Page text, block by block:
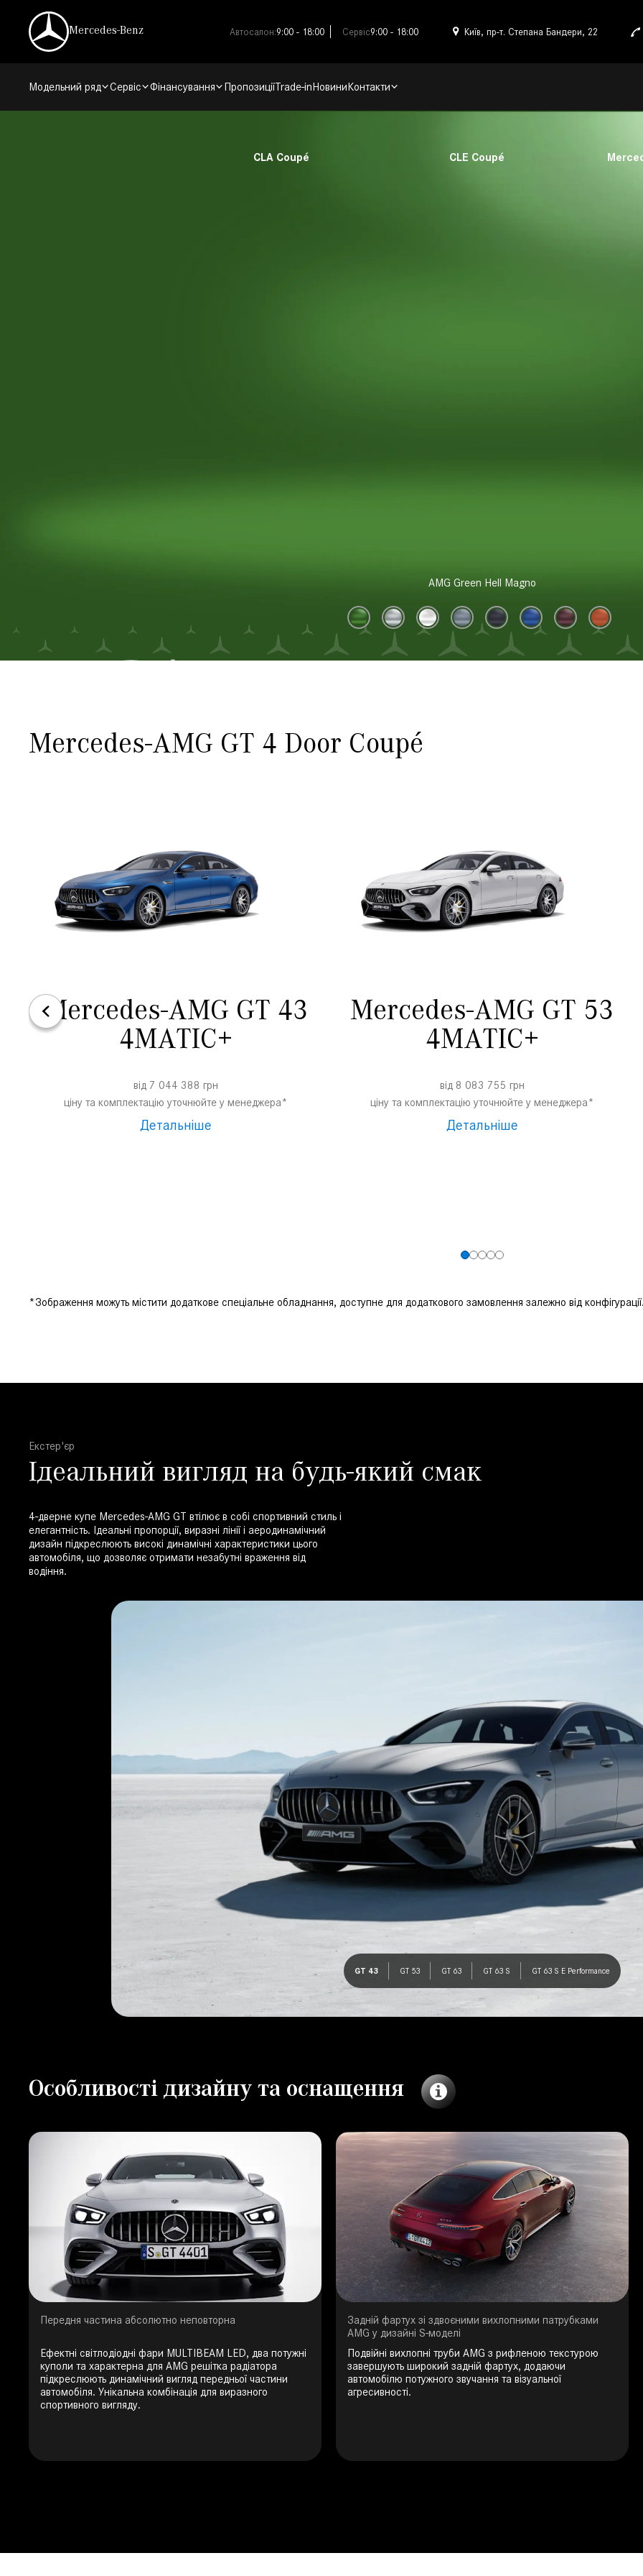
content
Mercedes-Benz Автосалон:9:00 - 18:00 Сервіс9:00 - 18:00 Київ, пр-т. Степана Бандери, 22
Модельний ряд Сервіс Фінансування ПропозиціїTrade-inНовиниКонтакти
CLA Coupé CLE Coupé
AMG Green Hell Magno
GT 4-
Mercedes-AMG GT 4 Door Coupé
Mercedes-AMG GT 43
4MATIC+
від 7 044 388 грн
ціну та комплектацію уточнюйте у менеджера*
Детальніше
Mercedes-AMG GT 53
4MATIC+
від 8 083 755 грн
ціну та комплектацію уточнюйте у менеджера*
Детальніше
*Зображення можуть містити додаткове спеціальне обладнання, доступне для додаткового замовлення залежно від
Екстер'єр
Ідеальний вигляд на будь-який смак
4-дверне купе Mercedes-AMG GT втілює в собі спортивний стиль і
елегантність. Ідеальні пропорції, виразні лінії і аеродинамічний
дизайн підкреслюють високі динамічні характеристики цього
автомобіля, що дозволяє отримати незабутні враження від
водіння.
GT 43 GT 53 GT 63 GT 63 S GT 63 S E Performance
Особливості дизайну та оснащення
Передня частина абсолютно неповторна
Ефектні світлодіодні фари MULTIBEAM LED, два потужні
куполи та характерна для AMG решітка радіатора
підкреслюють динамічний вигляд передньої частини
автомобіля. Унікальна комбінація для виразного
спортивного вигляду.
Задній фартух зі здвоєними вихлопними патрубками
AMG у дизайні S-моделі
Подвійні вихлопні труби AMG з рифленою текстурою
завершують широкий задній фартух, додаючи
автомобілю потужного звучання та візуальної
агресивності.